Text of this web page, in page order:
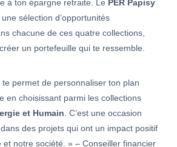
à ton épargne retraite. Le PER Papisy
sélection d’opportunités
chacune de ces quatre collections,
un portefeuille qui te ressemble.
te permet de personnaliser ton plan
en choisissant parmi les collections
et Humain . C’est une occasion
dans des projets qui ont un impact positif
et notre société. » – Conseiller financier